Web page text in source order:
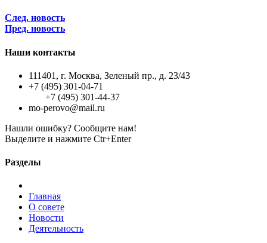
След. новость
Пред. новость
Наши контакты
111401, г. Москва, Зеленый пр., д. 23/43
+7 (495) 301-04-71
+7 (495) 301-44-37
mo-perovo@mail.ru
Нашли ошибку? Сообщите нам!
Выделите и нажмите Ctr+Enter
Разделы
Главная
О совете
Новости
Деятельность